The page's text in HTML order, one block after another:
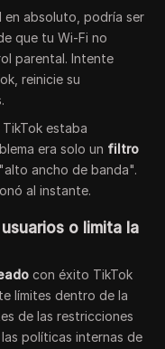
en absoluto, podría ser
que tu Wi-Fi no
parental. Intente
reinicie su
estaba
era solo un filtro
ancho de banda".
al instante.
o limita la
con éxito TikTok
límites dentro de la
de las restricciones
políticas internas de